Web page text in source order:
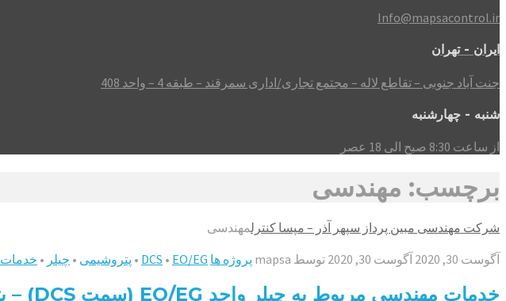
Info@mapsacontrol.ir
ایران - تهران
جنت آباد جنوبی – تقاطع لاله – مجتمع تجاری/اداری سمرقند – طبقه 4 – واحد 408
شنبه - چهارشنبه
از ساعت 8:30 صبح الی 18 عصر
برچسب: مهندسی
شرکت مهندسی مبین پرداز سپهر آذر – مپسا کنترلمهندسی
آگوست 30, 2020
آگوست 30, 2020 توسط mapsa پروژه ها DCS • EO/EG
• پتروشیمی • چیلر • خدمات
خدمات مهندسی مربوط به چیلر واحد EO/EG (سمت DCS) – پتروشیمی مارون